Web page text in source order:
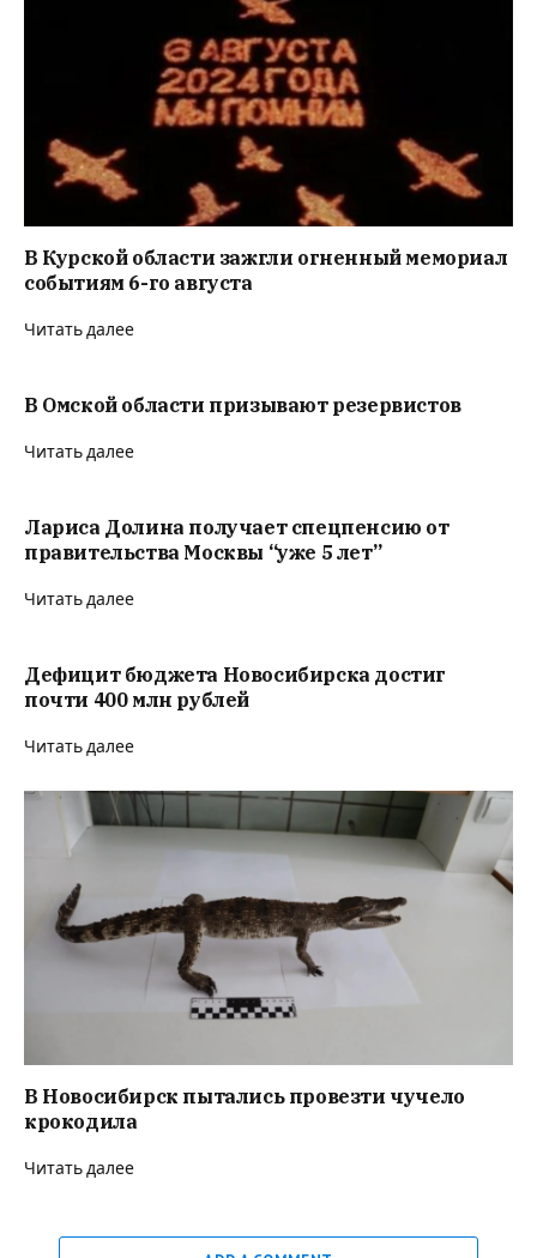
В Курской области зажгли огненный мемориал
событиям 6-го августа
Читать далее
В Омской области призывают резервистов
Читать далее
Лариса Долина получает спецпенсию от
правительства Москвы “уже 5 лет”
Читать далее
Дефицит бюджета Новосибирска достиг
почти 400 млн рублей
Читать далее
В Новосибирск пытались провезти чучело
крокодила
Читать далее